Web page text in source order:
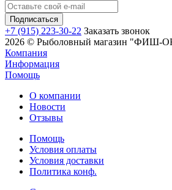
+7 (915) 223-30-22 Заказать звонок
2026 © Рыболовный магазин "ФИШ-
Компания
Информация
Помощь
О компании
Новости
Отзывы
Помощь
Условия оплаты
Условия доставки
Политика конф.